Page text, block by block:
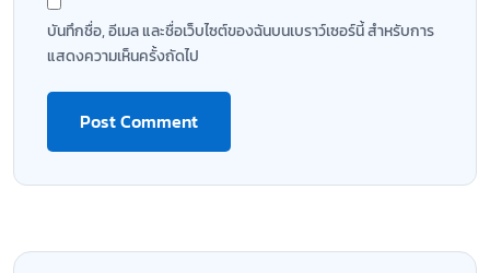
บันทึกชื่อ, อีเมล และชื่อเว็บไซต์ของฉันบนเบราว์เซอร์นี้ สำหรับการ
แสดงความเห็นครั้งถัดไป